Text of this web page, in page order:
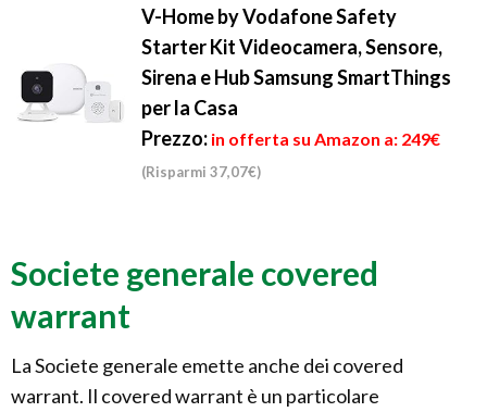
V-Home by Vodafone Safety
Starter Kit Videocamera, Sensore,
Sirena e Hub Samsung SmartThings
per la Casa
Prezzo: in offerta su Amazon a: 249€
(Risparmi 37,07€)
Societe generale covered
warrant
La Societe generale emette anche dei covered
warrant. Il covered warrant è un particolare